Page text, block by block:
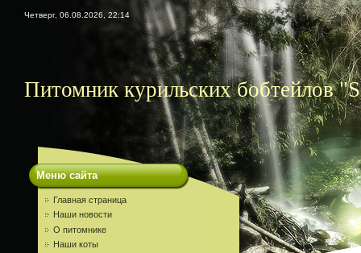
Четверг, 06.08.2026, 22:14
Питомник курильских бобтейлов
Меню сайта
Главная страница
Наши новости
О питомнике
Наши коты